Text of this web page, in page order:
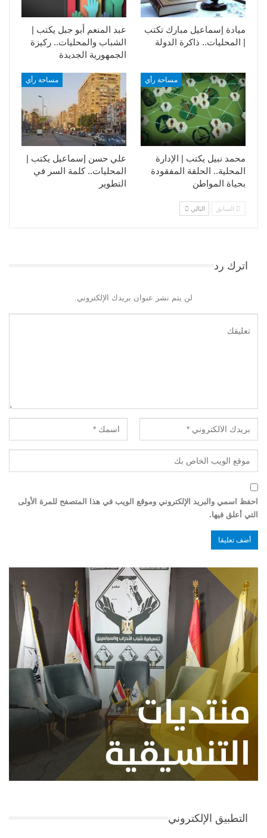
عبد المنعم أبو جبل يكتب |
الشباب والمحليات.. ركيزة
الجمهورية الجديدة
ميادة إسماعيل مبارك تكتب
| المحليات.. ذاكرة الدولة
مساحة رأي
علي حسن إسماعيل يكتب |
المحليات.. كلمة السر في
التطوير​
مساحة رأي
محمد نبيل يكتب | الإدارة
المحلية.. الحلقة المفقودة
بحياة المواطن
السابق التالي
اترك رد
لن يتم نشر عنوان بريدك الإلكتروني.
احفظ اسمي والبريد الإلكتروني وموقع الويب في هذا المتصفح للمرة الأولى
التي أعلق فيها.
التطبيق الإلكتروني